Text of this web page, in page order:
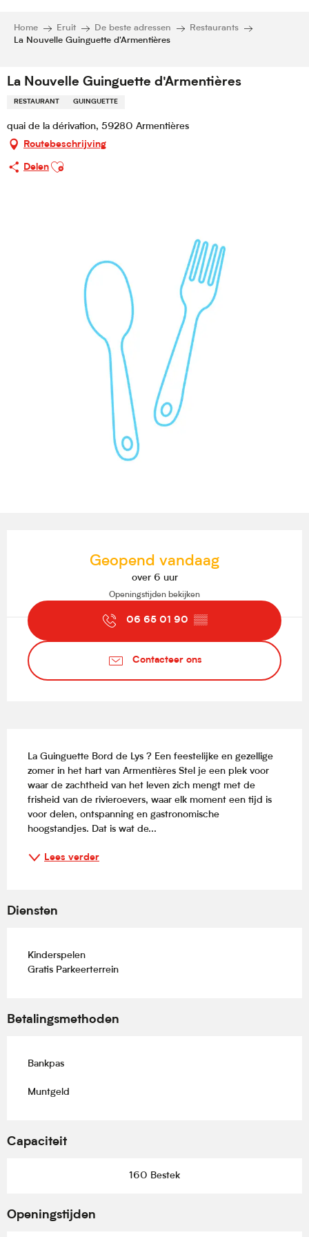
Home Eruit De beste adressen
Restaurants
La Nouvelle Guinguette d'Armentières
La Nouvelle Guinguette d'Armentières
RESTAURANT GUINGUETTE
quai de la dérivation, 59280 Armentières
Routebeschrijving
Delen
Ajouter aux favoris
Geopend vandaag
over 6 uur
Openingstijden bekijken
06 65 01 90 ▒▒
Contacteer ons
La Guinguette Bord de Lys ? Een feestelijke en gezellige
zomer in het hart van Armentières Stel je een plek voor
waar de zachtheid van het leven zich mengt met de
frisheid van de rivieroevers, waar elk moment een tijd is
voor delen, ontspanning en gastronomische
hoogstandjes. Dat is wat de...
Lees verder
Diensten
Kinderspelen
Gratis Parkeerterrein
Betalingsmethoden
Bankpas
Muntgeld
Capaciteit
160 Bestek
Openingstijden